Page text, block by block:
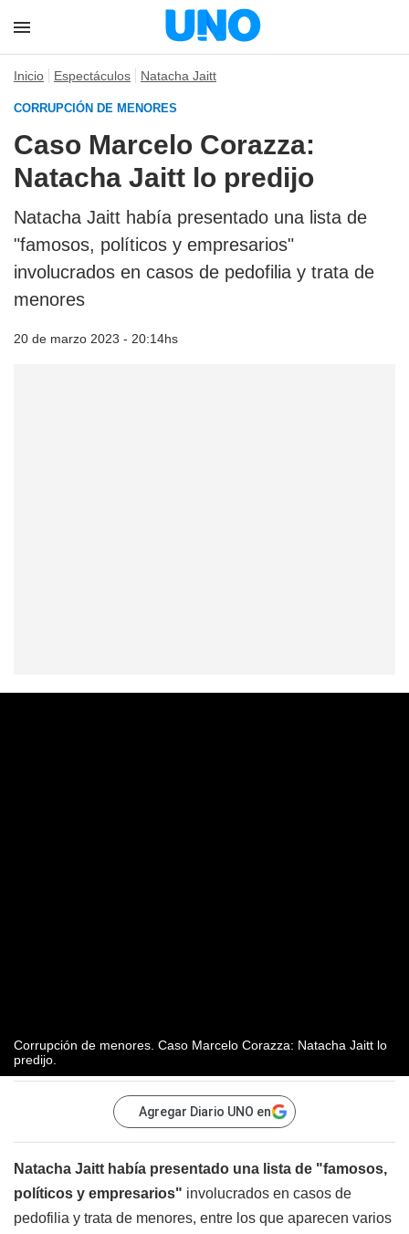
Inicio Espectáculos Natacha Jaitt
CORRUPCIÓN DE MENORES
Caso Marcelo Corazza:
Natacha Jaitt lo predijo
Natacha Jaitt había presentado una lista de
"famosos, políticos y empresarios"
involucrados en casos de pedofilia y trata de
menores
20 de marzo 2023 - 20:14hs
Corrupción de menores. Caso Marcelo Corazza: Natacha Jaitt lo
predijo.
Agregar Diario UNO en
Natacha Jaitt había presentado una lista de "famosos,
políticos y empresarios" involucrados en casos de
pedofilia y trata de menores, entre los que aparecen varios